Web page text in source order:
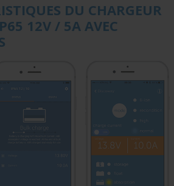
DU CHARGEUR
12V / 5A AVEC